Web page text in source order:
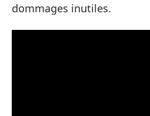
dommages inutiles.